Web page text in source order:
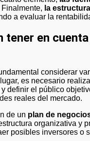
la
a evaluar la
tener en
considerar
es necesario
definir el público
reales del mercado.
de un plan de
organizativa y
posibles inversores o